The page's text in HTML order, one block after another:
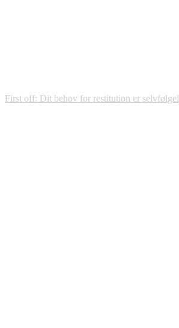
First off: Dit behov for restitution er selvfølgel